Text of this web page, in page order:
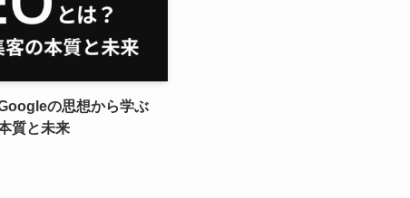
の思想から学ぶ
質と未来